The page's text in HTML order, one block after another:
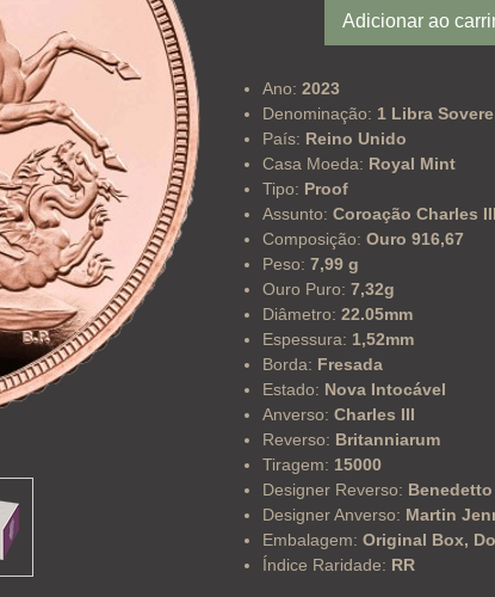
Adicionar ao
Ano: 2023
Denominação: 1 Libra
País: Reino Unido
Casa Moeda: Royal Mint
Tipo: Proof
Assunto: Coroação Charles III
Composição: Ouro 916,67
Peso: 7,99 g
Ouro Puro: 7,32g
Diâmetro: 22.05mm
Espessura: 1,52mm
Borda: Fresada
Estado: Nova Intocável
Anverso: Charles III
Reverso: Britanniarum
Tiragem: 15000
Designer Reverso:
Designer Anverso: Martin
Embalagem: Original Box,
Índice Raridade: RR